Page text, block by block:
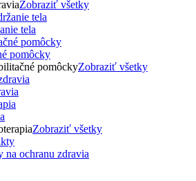
Zobraziť všetky
tela
pomôcky
pomôckyZobraziť všetky
Zobraziť všetky
na ochranu zdravia